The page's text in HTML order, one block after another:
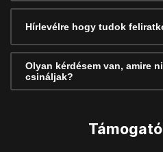
Hírlevélre hogy tudok
Olyan kérdésem van, amire
csináljak?